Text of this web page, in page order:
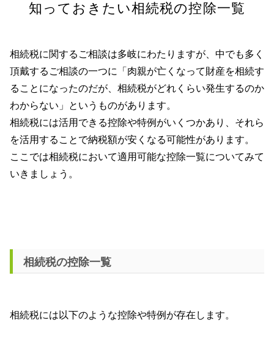
知っておきたい相続税の控除一覧
相続税に関するご相談は多岐にわたりますが、中でも多く
頂戴するご相談の一つに「肉親が亡くなって財産を相続す
ることになったのだが、相続税がどれくらい発生するのか
わからない」というものがあります。
相続税には活用できる控除や特例がいくつかあり、それら
を活用することで納税額が安くなる可能性があります。
ここでは相続税において適用可能な控除一覧についてみて
いきましょう。
相続税の控除一覧
相続税には以下のような控除や特例が存在します。